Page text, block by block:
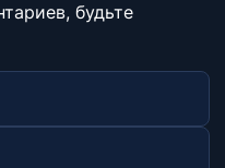
будьте